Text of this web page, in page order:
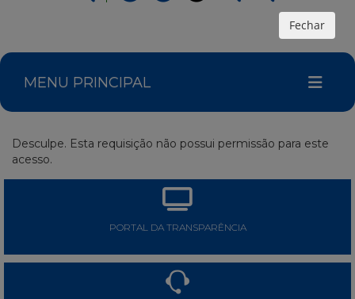
MENU PRINCIPAL
Desculpe. Esta requisição não possui permissão para este
acesso.
PORTAL DA TRANSPARÊNCIA
Fechar